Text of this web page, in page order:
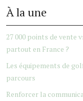
À la une
27 000 points de vente
partout en France ?
Les équipements de
parcours
Renforcer la